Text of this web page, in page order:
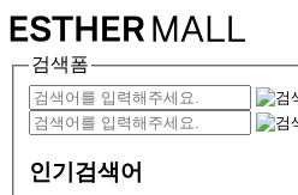
검색폼
인기검색어